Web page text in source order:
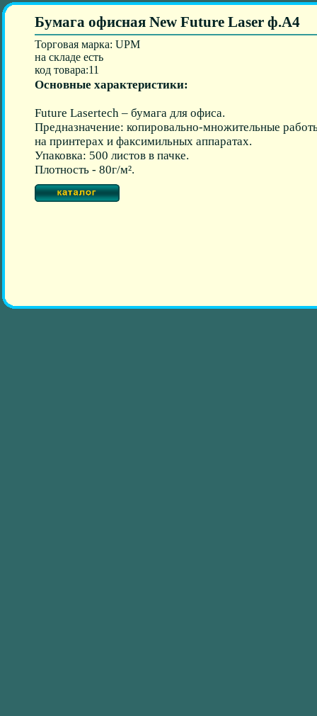
Бyмага oфисная New Future Laser ф.А4
Торговая марка: UPM
на складе есть
код товара:11
Основные характеристики:
Future Lasertech – бумага для офиса.
Предназначение: копировально-множительные
на принтерах и факсимильных аппаратах.
Упаковка: 500 листов в пачке.
Плотность - 80г/м².